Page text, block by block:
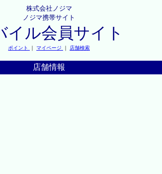
株式会社ノジマ
ノジマ携帯サイト
イル会員サイト
ポイント ｜ マイページ ｜ 店舗検索
店舗情報